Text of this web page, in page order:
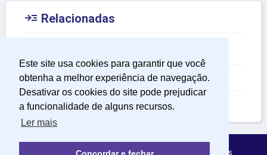
Este site usa cookies para garantir que você
obtenha a melhor experiência de navegação.
Desativar os cookies do site pode prejudicar
a funcionalidade de alguns recursos.
Ler mais
 Relacionadas
Frases de Reflexão
Frases Sobre o Tempo
Política de Privacidade Sobre Mensagens Mágicas